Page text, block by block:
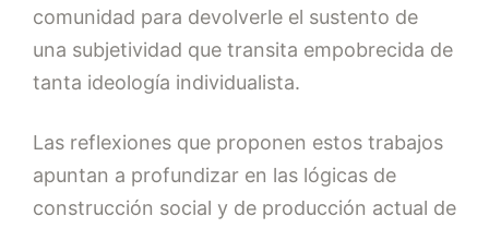
comunidad para devolverle el sustento de
una subjetividad que transita empobrecida de
tanta ideología individualista.
Las reflexiones que proponen estos trabajos
apuntan a profundizar en las lógicas de
construcción social y de producción actual de